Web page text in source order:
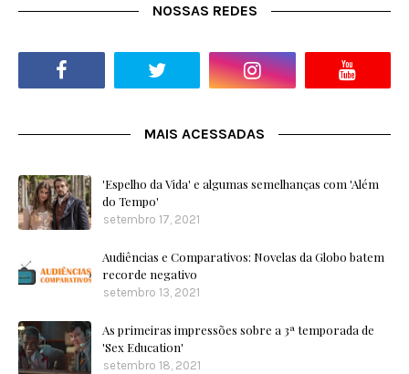
NOSSAS REDES
MAIS ACESSADAS
'Espelho da Vida' e algumas semelhanças com 'Além
do Tempo'
setembro 17, 2021
Audiências e Comparativos: Novelas da Globo batem
recorde negativo
setembro 13, 2021
As primeiras impressões sobre a 3ª temporada de
'Sex Education'
setembro 18, 2021